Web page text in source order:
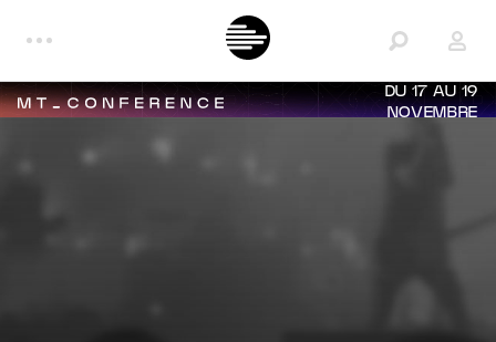
DU 17 AU 19
NOVEMBRE